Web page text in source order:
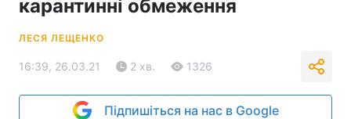
карантинні обмеження
ЛЕСЯ ЛЕЩЕНКО
16:39, 26.03.21 2 хв. 1326
Підпишіться на нас в Google